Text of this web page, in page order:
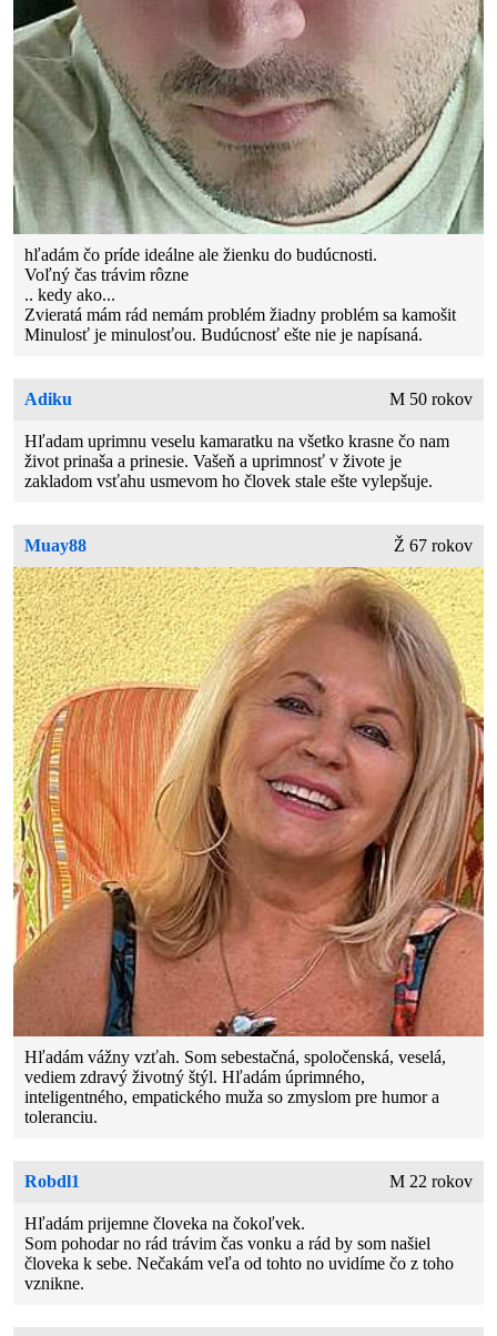
hľadám čo príde ideálne ale žienku do budúcnosti.
Voľný čas trávim rôzne
.. kedy ako...
Zvieratá mám rád nemám problém žiadny problém sa kamošit
Minulosť je minulosťou. Budúcnosť ešte nie je napísaná.
Adiku M 50 rokov
Hľadam uprimnu veselu kamaratku na všetko krasne čo nam
život prinaša a prinesie. Vašeň a uprimnosť v živote je
zakladom vsťahu usmevom ho človek stale ešte vylepšuje.
Muay88 Ž 67 rokov
Hľadám vážny vzťah. Som sebestačná, spoločenská, veselá,
vediem zdravý životný štýl. Hľadám úprimného,
inteligentného, empatického muža so zmyslom pre humor a
toleranciu.
Robdl1 M 22 rokov
Hľadám prijemne človeka na čokoľvek.
Som pohodar no rád trávim čas vonku a rád by som našiel
človeka k sebe. Nečakám veľa od tohto no uvidíme čo z toho
vznikne.